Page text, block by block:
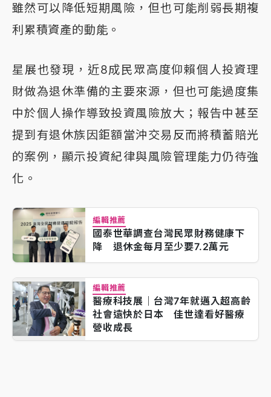
雖然可以降低短期風險，但也可能削弱長期複
利累積資產的動能。
星展也發現，近8成民眾高度仰賴個人投資理
財做為退休準備的主要來源，但也可能過度集
中於個人操作導致投資風險放大；報告中甚至
提到有退休族因鉅額當沖交易反而將積蓄賠光
的案例，顯示投資紀律與風險管理能力仍待強
化。
編輯推薦
國泰世華調查台灣民眾財務健康下
降 退休金每月至少要7.2萬元
編輯推薦
醫療科技展｜台灣7年就邁入超高齡
社會遠快於日本 佳世達看好醫療
營收成長